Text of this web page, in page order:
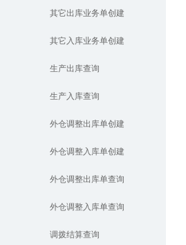
其它出库业务单创建
其它入库业务单创建
生产出库查询
生产入库查询
外仓调整出库单创建
外仓调整入库单创建
外仓调整出库单查询
外仓调整入库单查询
调拨结算查询